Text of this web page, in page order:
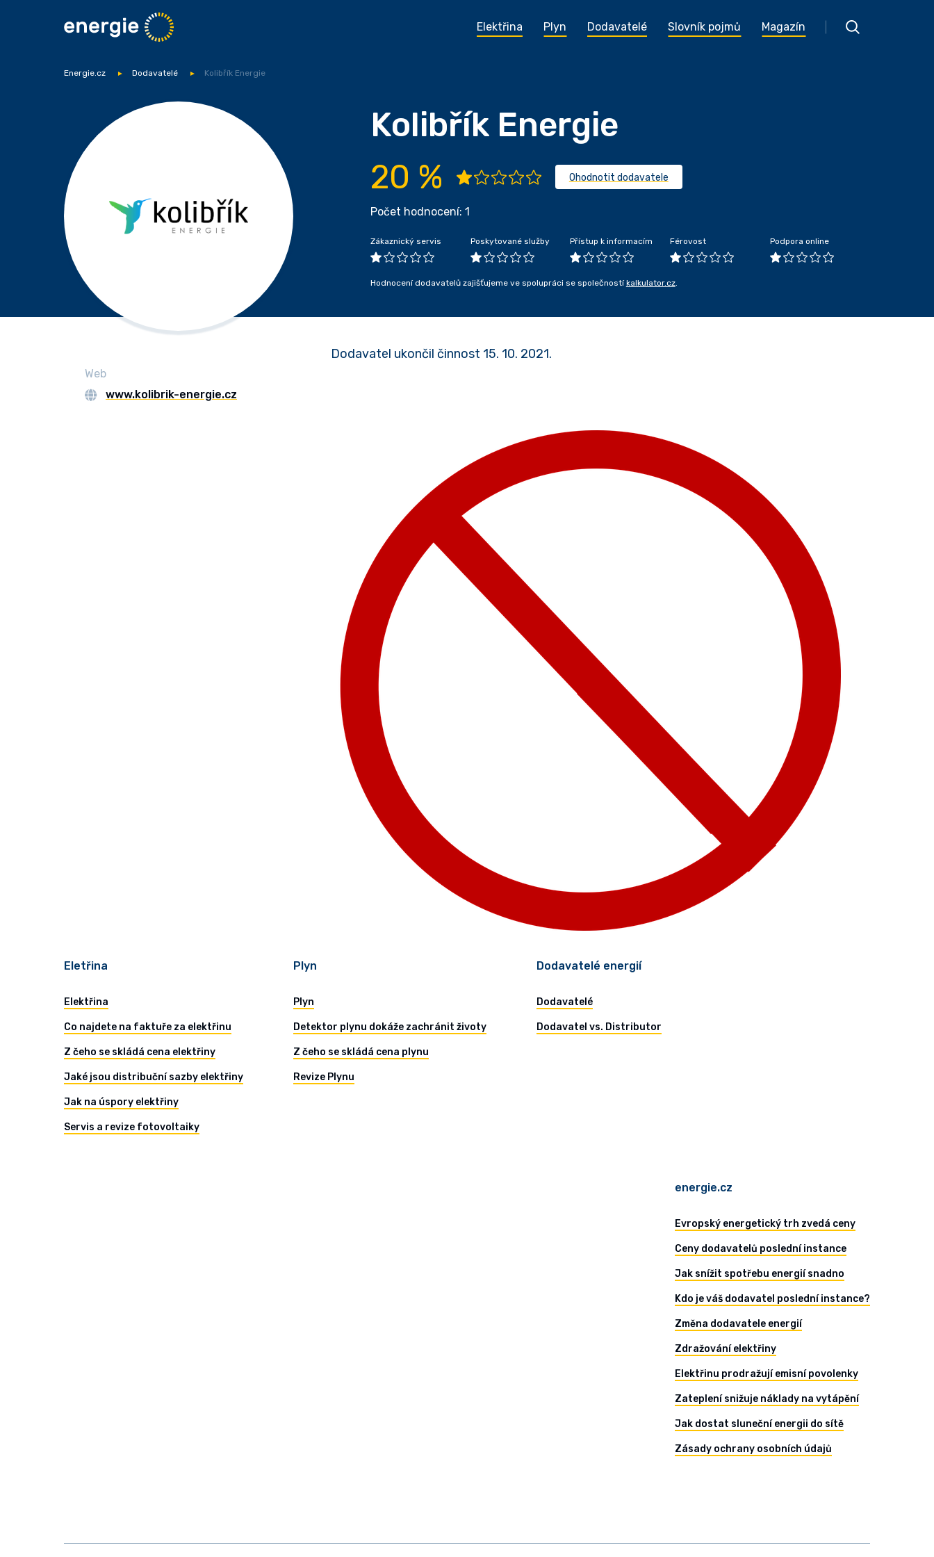
Elektřina Plyn Dodavatelé Slovník pojmů Magazín
Energie.cz Dodavatelé Kolibřík Energie
Kolibřík Energie
20 %
Ohodnotit dodavatele
Počet hodnocení: 1
Zákaznický servis Poskytované služby Přístup k informacím Férovost Podpora online
Hodnocení dodavatelů zajišťujeme ve spolupráci se společnostíkalkulator.cz.
Web
www.kolibrik-energie.cz
Dodavatel ukončil činnost 15. 10. 2021.
Eletřina
Elektřina
Co najdete na faktuře za elektřinu
Z čeho se skládá cena elektřiny
Jaké jsou distribuční sazby elektřiny
Jak na úspory elektřiny
Servis a revize fotovoltaiky
Plyn
Plyn
Detektor plynu dokáže zachránit životy
Z čeho se skládá cena plynu
Revize Plynu
Dodavatelé energií
Dodavatelé
Dodavatel vs. Distributor
energie.cz
Evropský energetický trh zvedá ceny
Ceny dodavatelů poslední instance
Jak snížit spotřebu energií snadno
Kdo je váš dodavatel poslední instance?
Změna dodavatele energií
Zdražování elektřiny
Elektřinu prodražují emisní povolenky
Zateplení snižuje náklady na vytápění
Jak dostat sluneční energii do sítě
Zásady ochrany osobních údajů